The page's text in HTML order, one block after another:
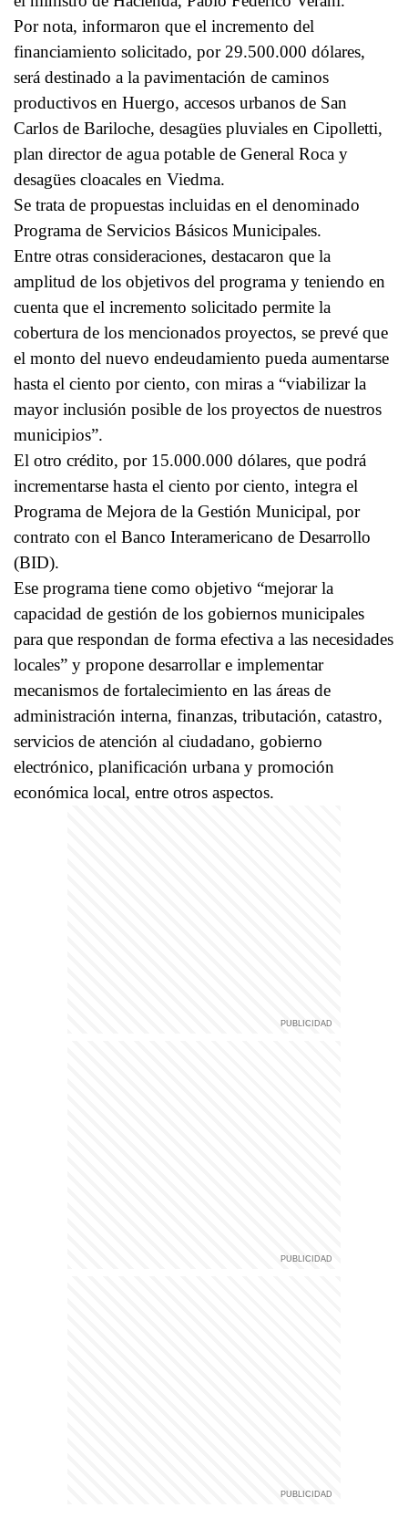
Por nota, informaron que el incremento del
financiamiento solicitado, por 29.500.000 dólares,
será destinado a la pavimentación de caminos
productivos en Huergo, accesos urbanos de San
Carlos de Bariloche, desagües pluviales en Cipolletti,
plan director de agua potable de General Roca y
desagües cloacales en Viedma.
Se trata de propuestas incluidas en el denominado
Programa de Servicios Básicos Municipales.
Entre otras consideraciones, destacaron que la
amplitud de los objetivos del programa y teniendo en
cuenta que el incremento solicitado permite la
cobertura de los mencionados proyectos, se prevé que
el monto del nuevo endeudamiento pueda aumentarse
hasta el ciento por ciento, con miras a “viabilizar la
mayor inclusión posible de los proyectos de nuestros
municipios”.
El otro crédito, por 15.000.000 dólares, que podrá
incrementarse hasta el ciento por ciento, integra el
Programa de Mejora de la Gestión Municipal, por
contrato con el Banco Interamericano de Desarrollo
(BID).
Ese programa tiene como objetivo “mejorar la
capacidad de gestión de los gobiernos municipales
para que respondan de forma efectiva a las necesidades
locales” y propone desarrollar e implementar
mecanismos de fortalecimiento en las áreas de
administración interna, finanzas, tributación, catastro,
servicios de atención al ciudadano, gobierno
electrónico, planificación urbana y promoción
económica local, entre otros aspectos.